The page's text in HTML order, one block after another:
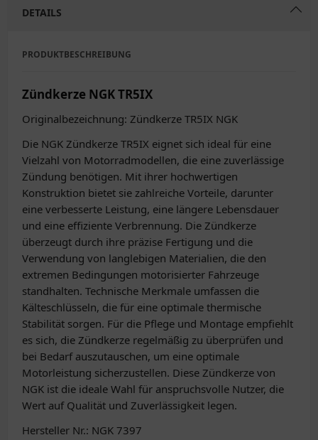
DETAILS
PRODUKTBESCHREIBUNG
Zündkerze NGK TR5IX
Originalbezeichnung: Zündkerze TR5IX NGK
Die NGK Zündkerze TR5IX eignet sich ideal für eine
Vielzahl von Motorradmodellen, die eine zuverlässige
Zündung benötigen. Mit ihrer hochwertigen
Konstruktion bietet sie zahlreiche Vorteile, darunter
eine verbesserte Leistung, eine längere Lebensdauer
und eine effiziente Verbrennung. Die Zündkerze
überzeugt durch ihre präzise Fertigung und die
Verwendung von langlebigen Materialien, die den
extremen Bedingungen motorisierter Fahrzeuge
standhalten. Technische Merkmale umfassen die
Kälteschlüsseln, die für eine optimale thermische
Stabilität sorgen. Für die Pflege und Montage empfiehlt
es sich, die Zündkerze regelmäßig zu überprüfen und
bei Bedarf auszutauschen, um eine optimale
Motorleistung sicherzustellen. Diese Zündkerze von
NGK ist die ideale Wahl für anspruchsvolle Nutzer, die
Wert auf Qualität und Zuverlässigkeit legen.
Hersteller Nr.: NGK 7397